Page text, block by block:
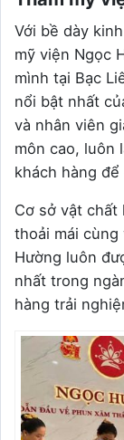
Với bề dày
mỹ viện Ngọc
mình tại Bạc
nổi bật nhất
và nhân viên
môn cao, luôn
khách hàng
Cơ sở vật chất
thoải mái
Hường luôn
nhất trong
hàng trải